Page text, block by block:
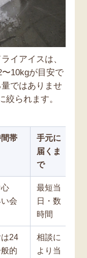
イアイスは、
10kgが目安で
ではありませ
絞られます。
帯
手元に
届くま
で
い会
最短当
日・数
時間
24
的
相談に
より当